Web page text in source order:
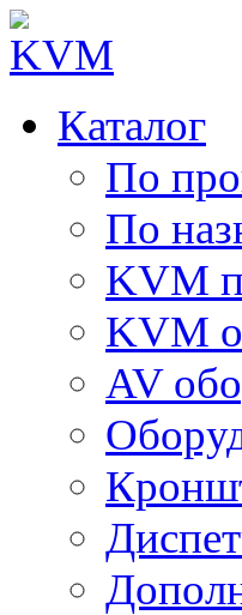
Каталог
По
По
KVM
KVM
AV